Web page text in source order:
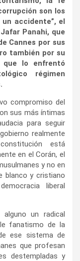
son los
accidente”, el
Panahi, que
Cannes por sus
también por su
que lo enfrentó
régimen
compromiso del
sus más íntimas
para seguir
realmente
está
en el Corán, el
y no en
blanco y cristiano
liberal
un radical
fanatismo de la
ese sistema de
que profesan
destempladas y